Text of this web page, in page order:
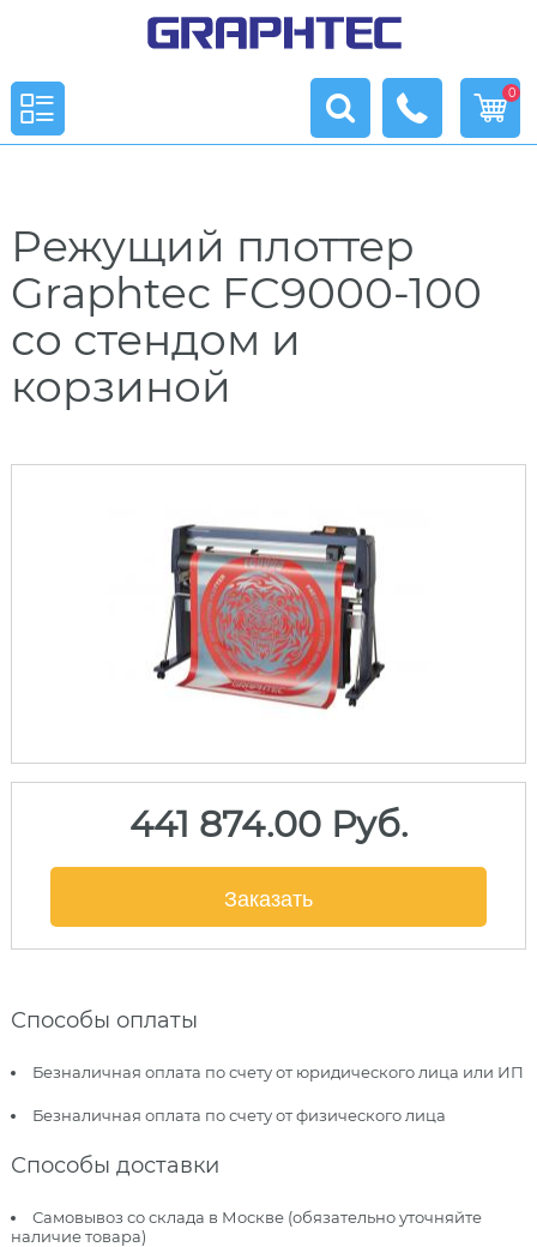
0
Режущий плоттер
Graphtec FC9000-100
со стендом и
корзиной
441 874.00 Руб.
Заказать
Способы оплаты
Безналичная оплата по счету от юридического лица или ИП
Безналичная оплата по счету от физического лица
Способы доставки
Самовывоз со склада в Москве (обязательно уточняйте
наличие товара)